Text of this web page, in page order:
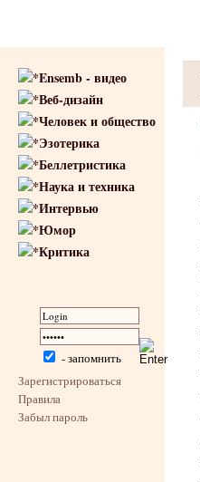
Ensemb - видео
Веб-дизайн
Человек и общество
Эзотерика
Беллетристика
Наука и техника
Интервью
Юмор
Критика
- запомнить
Зарегистрироваться
Правила
Забыл пароль